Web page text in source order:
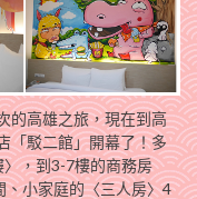
的高雄之旅，現在到高
「駁二館」開幕了！多
，到3-7樓的商務房
小家庭的〈三人房〉4